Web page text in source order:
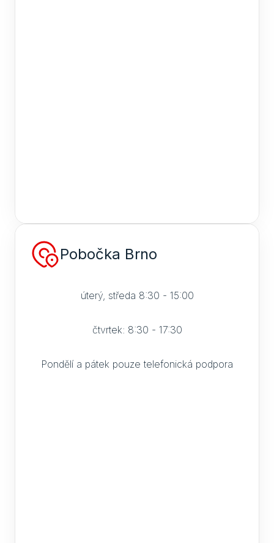
Pobočka Brno
úterý, středa 8:30 - 15:00
čtvrtek: 8:30 - 17:30
Pondělí a pátek pouze telefonická podpora